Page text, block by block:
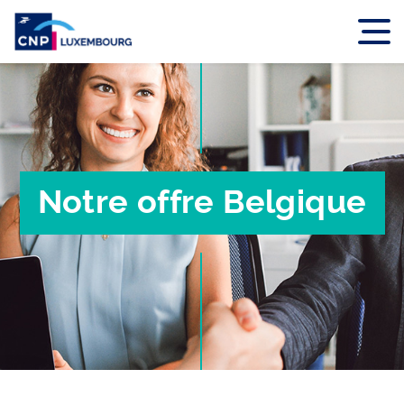
Notre offre Belgique